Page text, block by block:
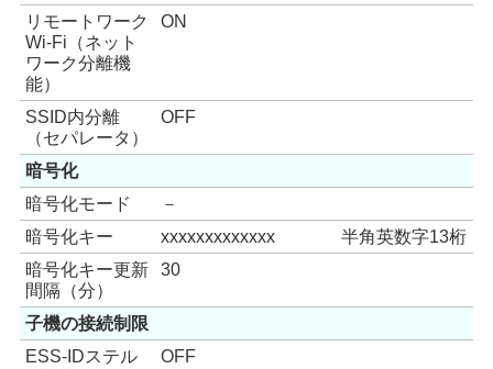
リモートワーク
Wi-Fi（ネット
ワーク分離機
能）
ON
SSID内分離
（セパレータ）
OFF
暗号化
暗号化モード
－
暗号化キー
xxxxxxxxxxxxx
半角英数字13桁
暗号化キー更新
間隔（分）
30
子機の接続制限
ESS-IDステル
OFF